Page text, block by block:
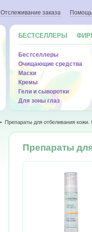
Отслеживание заказа Помощь
БЕСТСЕЛЛЕРЫ
Бестселлеры
Очищающие средства
Маски
Кремы
Гели и сыворотки
Для зоны глаз
Препараты для отбеливания кожи.
Препараты